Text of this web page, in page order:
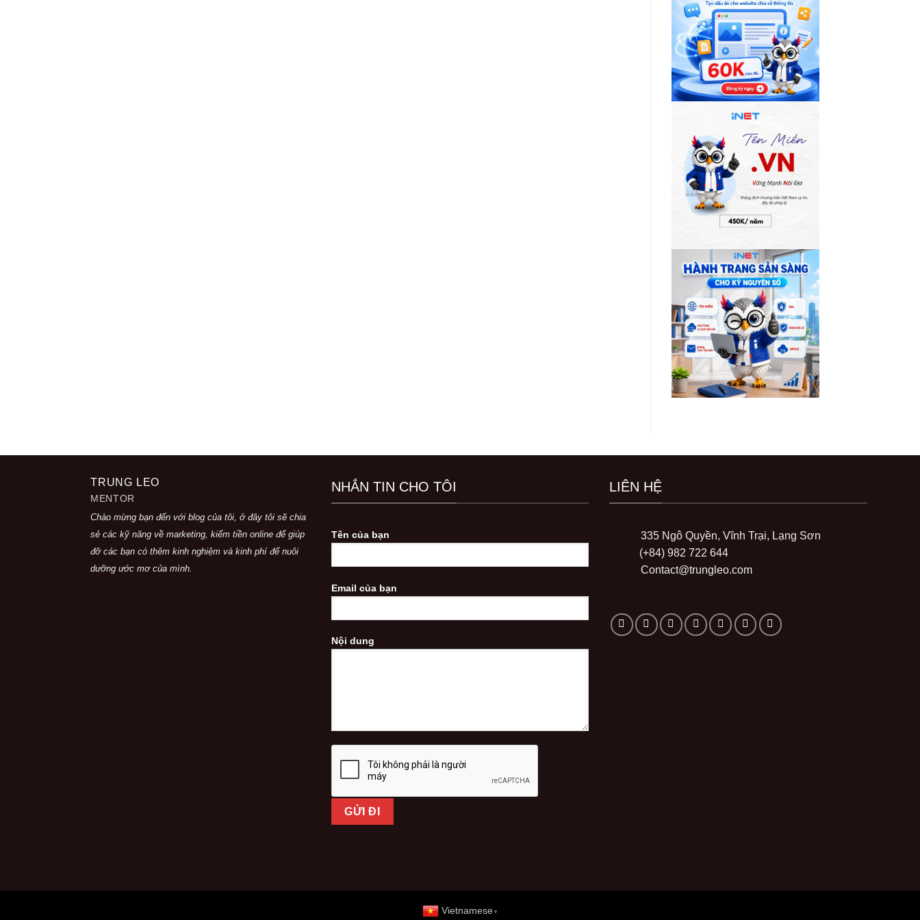
TRUNG LEO
MENTOR
Chào mừng bạn đến với blog của tôi, ở đây tôi sẽ chia
sẻ các kỹ năng về marketing, kiếm tiền online để giúp
đỡ các bạn có thêm kinh nghiệm và kinh phí để nuôi
dưỡng ước mơ của mình.
NHẮN TIN CHO TÔI
Tên của bạn
Email của bạn
Nội dung
LIÊN HỆ
335 Ngô Quyền, Vĩnh Trại, Lạng Sơn
(+84) 982 722 644
Contact@trungleo.com
Vietnamese▼